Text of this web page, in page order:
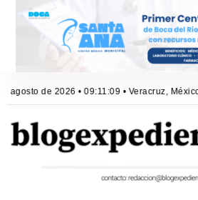
agosto de 2026 • 09:11:10 • Veracruz, México